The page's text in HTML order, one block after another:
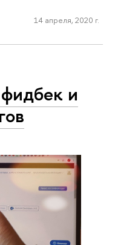
14 апреля, 2020 г.
и